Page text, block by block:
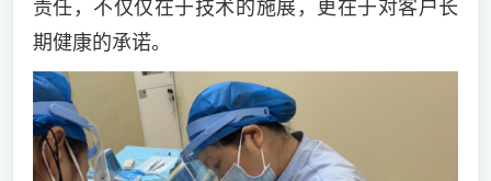
责任，不仅仅在于技术的施展，更在于对客户长
期健康的承诺。